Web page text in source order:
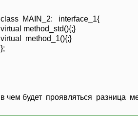
class MAIN_2: interface_1{
virtual method_std(){;}
virtual method_1(){;}
};
в чем будет проявляться